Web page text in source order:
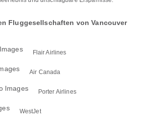
Fluggesellschaften von Vancouver
Flair Airlines
Air Canada
Porter Airlines
WestJet